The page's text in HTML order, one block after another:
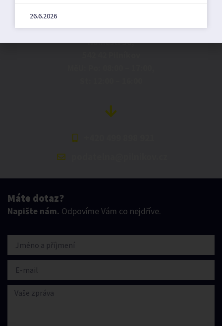
Náměstí 36,
Máte dotaz?
Napište nám. Odpovíme Vám co nejdříve.
26.6.2026